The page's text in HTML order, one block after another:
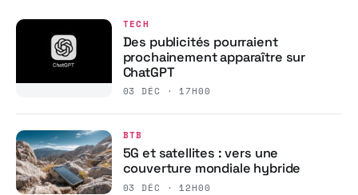
TECH
Des publicités pourraient
prochainement apparaître sur
ChatGPT
03 DÉC · 17H00
BTB
5G et satellites : vers une
couverture mondiale hybride
03 DÉC · 12H00